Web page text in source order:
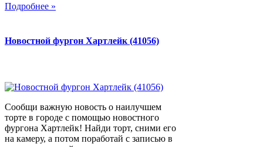
Подробнее »
Новостной фургон Хартлейк (41056)
Сообщи важную новость о наилучшем
торте в городе с помощью новостного
фургона Хартлейк! Найди торт, сними его
на камеру, а потом поработай с записью в